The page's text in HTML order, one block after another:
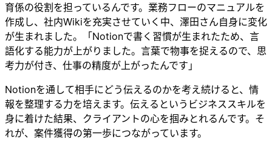
育係の役割を担っているんです。業務フローのマニュアルを
作成し、社内Wikiを充実させていく中、澤田さん自身に変化
が生まれました。「Notionで書く習慣が生まれたため、言
語化する能力が上がりました。言葉で物事を捉えるので、思
考力が付き、仕事の精度が上がったんです」
Notionを通して相手にどう伝えるのかを考え続けると、情
報を整理する力を培えます。伝えるというビジネススキルを
身に着けた結果、クライアントの心を掴みとれるんです。そ
れが、案件獲得の第一歩につながっています。